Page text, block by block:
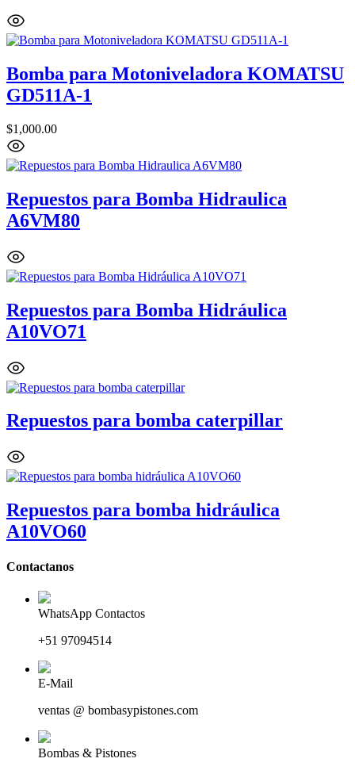
Bomba para Motoniveladora KOMATSU
GD511A-1
$1,000.00
Repuestos para Bomba Hidraulica
A6VM80
Repuestos para Bomba Hidráulica
A10VO71
Repuestos para bomba caterpillar
Repuestos para bomba hidráulica
A10VO60
Contactanos
WhatsApp Contactos
+51 97094514
E-Mail
ventas @ bombasypistones.com
Bombas & Pistones